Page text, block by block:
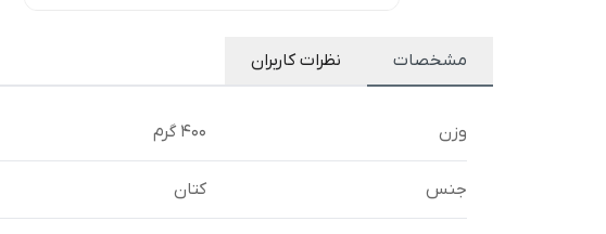
مشخصات نظرات کاربران
وزن 400 گرم
جنس کتان